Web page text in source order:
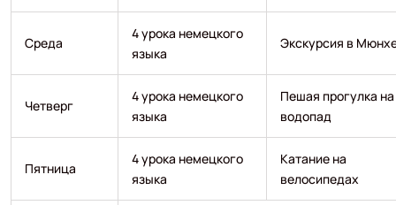
Среда
4 урока немецкого
языка
Экскурсия в
Четверг
4 урока немецкого
языка
Пешая прогулка на
водопад
Пятница
4 урока немецкого
языка
Катание на
велосипедах